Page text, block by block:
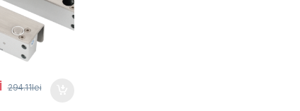
294.11lei